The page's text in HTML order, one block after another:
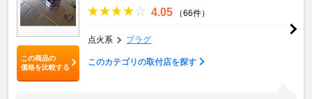
この商品の
価格を比較する
4.05 （66件）
点火系 プラグ
このカテゴリの取付店を探す